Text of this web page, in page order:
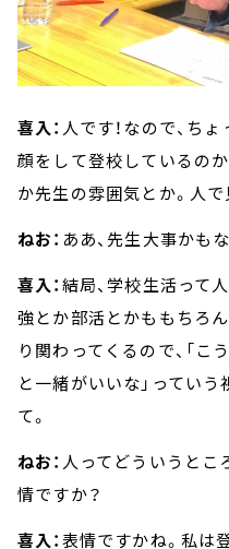
喜入： 人です！なので、ち
顔をして登校しているの
か先生の雰囲気とか。人で
ねお： ああ、先生大事かも
喜入：結局、学校生活って
強とか部活とかももちろ
り関わってくるので、「こ
と一緒がいいな」ってい
て。
ねお： 人ってどういうとこ
情ですか？
喜入：表情ですかね。私は